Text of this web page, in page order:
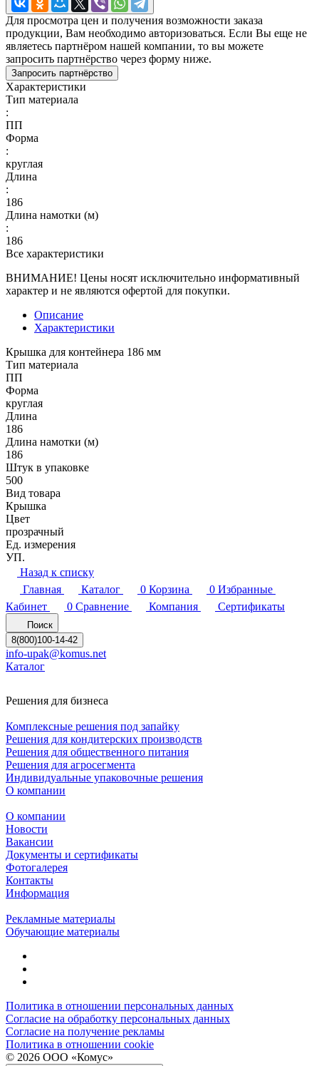
Для просмотра цен и получения возможности заказа
продукции, Вам необходимо авторизоваться. Если Вы еще не
являетесь партнёром нашей компании, то вы можете
запросить партнёрство через форму ниже.
Запросить партнёрство
Характеристики
Тип материала
:
ПП
Форма
:
круглая
Длина
:
186
Длина намотки (м)
:
186
Все характеристики
ВНИМАНИЕ! Цены носят исключительно информативный
характер и не являются офертой для покупки.
Описание
Характеристики
Крышка для контейнера 186 мм
Тип материала
ПП
Форма
круглая
Длина
186
Длина намотки (м)
186
Штук в упаковке
500
Вид товара
Крышка
Цвет
прозрачный
Ед. измерения
УП.
Назад к списку
Главная
Каталог 0 Корзина 0 Избранные
Кабинет
0 Сравнение Компания Сертификаты
Поиск
8(800)100-14-42
info-upak@komus.net
Каталог
Решения для бизнеса
Комплексные решения под запайку
Решения для кондитерских производств
Решения для общественного питания
Решения для агросегмента
Индивидуальные упаковочные решения
О компании
О компании
Новости
Вакансии
Документы и сертификаты
Фотогалерея
Контакты
Информация
Рекламные материалы
Обучающие материалы
Политика в отношении персональных данных
Согласие на обработку персональных данных
Согласие на получение рекламы
Политика в отношении cookie
© 2026 ООО «Комус»